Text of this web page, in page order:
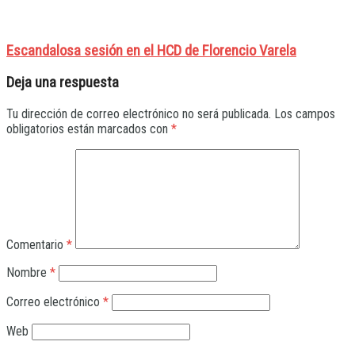
Escandalosa sesión en el HCD de Florencio Varela
Deja una respuesta
Tu dirección de correo electrónico no será publicada. Los campos
obligatorios están marcados con *
Comentario *
Nombre *
Correo electrónico *
Web